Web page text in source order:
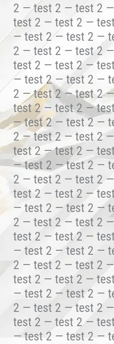
2 — test 2 — test 2
test 2 — test 2 —
— test 2 — test 2 —
2 — test 2 — test 2
test 2 — test 2 —
— test 2 — test 2 —
2 — test 2 — test 2
test 2 — test 2 —
— test 2 — test 2 —
2 — test 2 — test 2
test 2 — test 2 —
— test 2 — test 2 —
2 — test 2 — test 2
test 2 — test 2 —
— test 2 — test 2 —
2 — test 2 — test 2
test 2 — test 2 —
— test 2 — test 2 —
2 — test 2 — test 2
test 2 — test 2 —
— test 2 — test 2 —
2 — test 2 — test 2
test 2 — test 2 —
— test 2 — test 2 —